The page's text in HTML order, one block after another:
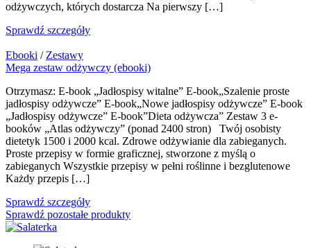
odżywczych, których dostarcza Na pierwszy […]
Sprawdź szczegóły
Ebooki / Zestawy
Mega zestaw odżywczy (ebooki)
Otrzymasz: E-book „Jadłospisy witalne” E-book„Szalenie proste
jadłospisy odżywcze” E-book„Nowe jadłospisy odżywcze” E-book
„Jadłospisy odżywcze” E-book”Dieta odżywcza” Zestaw 3 e-
booków „Atlas odżywczy” (ponad 2400 stron) Twój osobisty
dietetyk 1500 i 2000 kcal. Zdrowe odżywianie dla zabieganych.
Proste przepisy w formie graficznej, stworzone z myślą o
zabieganych Wszystkie przepisy w pełni roślinne i bezglutenowe
Każdy przepis […]
Sprawdź szczegóły
Sprawdź pozostałe produkty